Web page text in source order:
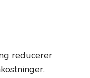
reducerer